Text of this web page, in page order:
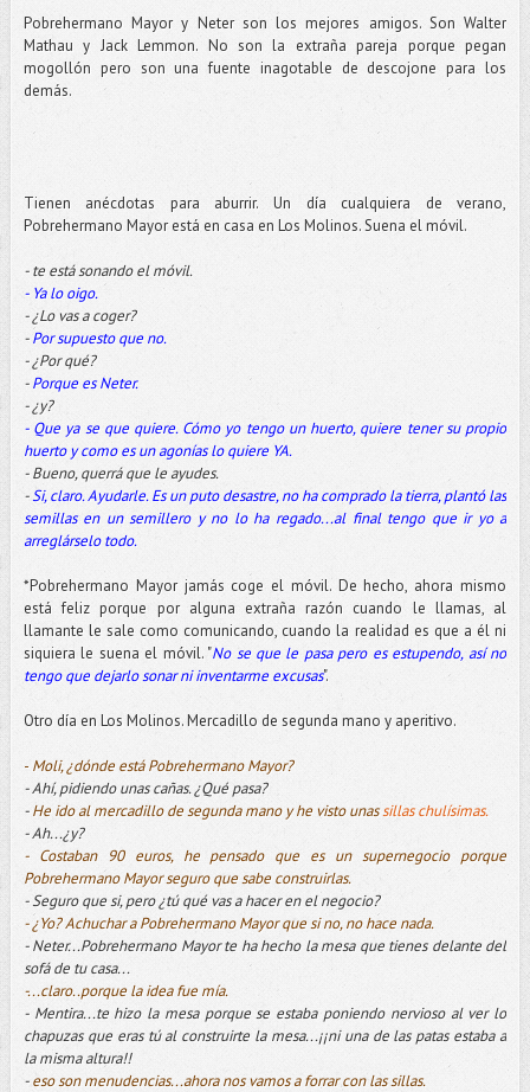
Pobrehermano Mayor y Neter son los mejores amigos. Son Walter
Mathau y Jack Lemmon. No son la extraña pareja porque pegan
mogollón pero son una fuente inagotable de descojone para los
demás.
Tienen anécdotas para aburrir. Un día cualquiera de verano,
Pobrehermano Mayor está en casa en Los Molinos. Suena el móvil.
- te está sonando el móvil.
- Ya lo oigo.
- ¿Lo vas a coger?
-Por supuesto que no.
- ¿Por qué?
-Porque es Neter.
- ¿y?
- Que ya se que quiere. Cómo yo tengo un huerto, quiere tener su propio
huerto y como es un agonías lo quiere YA.
- Bueno, querrá que le ayudes.
-Si, claro. Ayudarle. Es un puto desastre, no ha comprado la tierra, plantó las
semillas en un semillero y no lo ha regado...al final tengo que ir yo a
arreglárselo todo.
*Pobrehermano Mayor jamás coge el móvil. De hecho, ahora mismo
está feliz porque por alguna extraña razón cuando le llamas, al
llamante le sale como comunicando, cuando la realidad es que a él ni
siquiera le suena el móvil. "No se que le pasa pero es estupendo, así no
tengo que dejarlo sonar ni inventarme excusas".
Otro día en Los Molinos. Mercadillo de segunda mano y aperitivo.
- Moli, ¿dónde está Pobrehermano Mayor?
- Ahí, pidiendo unas cañas. ¿Qué pasa?
-He ido al mercadillo de segunda mano y he visto unassillas chulísimas.
- Ah...¿y?
- Costaban 90 euros, he pensado que es un supernegocio porque
Pobrehermano Mayor seguro que sabe construirlas.
- Seguro que si, pero ¿tú qué vas a hacer en el negocio?
- ¿Yo? Achuchar a Pobrehermano Mayor que si no, no hace nada.
- Neter...Pobrehermano Mayor te ha hecho la mesa que tienes delante del
sofá de tu casa...
-...claro..porque la idea fue mía.
- Mentira...te hizo la mesa porque se estaba poniendo nervioso al ver lo
chapuzas que eras tú al construirte la mesa...¡¡ni una de las patas estaba a
la misma altura!!
-eso son menudencias...ahora nos vamos a forrar con las sillas.